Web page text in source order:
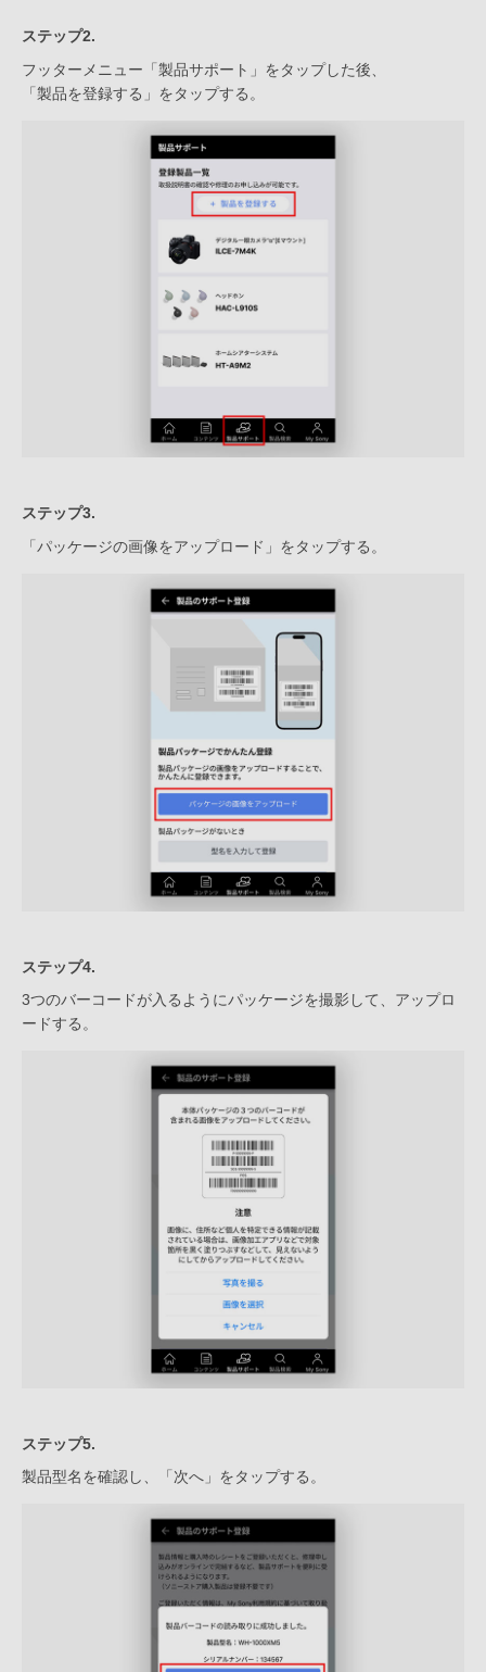
ステップ2.
フッターメニュー「製品サポート」をタップした後、
「製品を登録する」をタップする。
ステップ3.
「パッケージの画像をアップロード」をタップする。
ステップ4.
3つのバーコードが入るようにパッケージを撮影して、アップロ
ードする。
ステップ5.
製品型名を確認し、「次へ」をタップする。